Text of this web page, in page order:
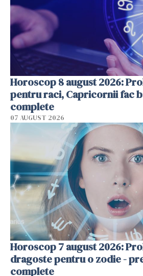
Horoscop 8 august 2026:
pentru raci, Capricornii fac
complete
07 AUGUST 2026
Horoscop 7 august 2026:
dragoste pentru o zodie -
complete